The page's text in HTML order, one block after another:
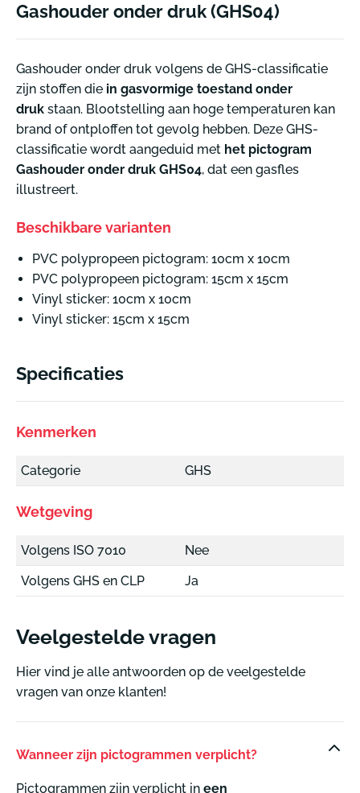
Gashouder onder druk (GHS04)
Gashouder onder druk volgens de GHS-classificatie
zijn stoffen die in gasvormige toestand onder
druk staan. Blootstelling aan hoge temperaturen kan
brand of ontploffen tot gevolg hebben. Deze GHS-
classificatie wordt aangeduid met het pictogram
Gashouder onder druk GHS04, dat een gasfles
illustreert.
Beschikbare varianten
PVC polypropeen pictogram: 10cm x 10cm
PVC polypropeen pictogram: 15cm x 15cm
Vinyl sticker: 10cm x 10cm
Vinyl sticker: 15cm x 15cm
Specificaties
Kenmerken
Categorie GHS
Wetgeving
Volgens ISO 7010
Nee
Volgens GHS en CLP
Ja
Veelgestelde vragen
Hier vind je alle antwoorden op de veelgestelde
vragen van onze klanten!
Wanneer zijn pictogrammen verplicht?
Pictogrammen zijn verplicht in een